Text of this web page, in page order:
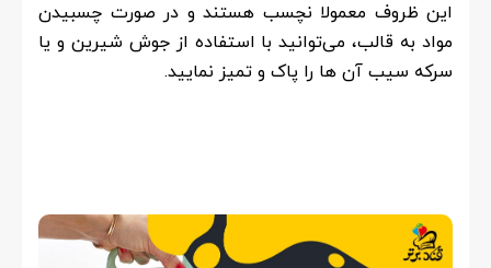
این ظروف معمولا نچسب هستند و در صورت چسبیدن
مواد به قالب، می‌توانید با استفاده از جوش شیرین و یا
سرکه سیب آن ها را پاک و تمیز نمایید.